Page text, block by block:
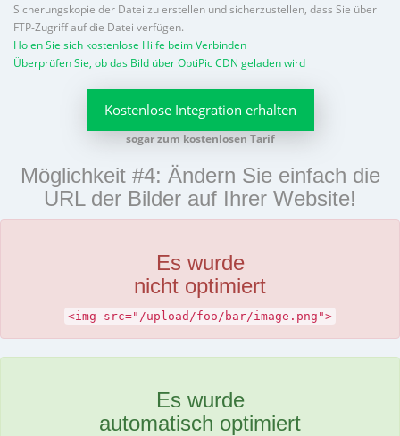
Sicherungskopie der Datei zu erstellen und sicherzustellen, dass Sie über
FTP-Zugriff auf die Datei verfügen.
Holen Sie sich kostenlose Hilfe beim Verbinden
Überprüfen Sie, ob das Bild über OptiPic CDN geladen wird
Kostenlose Integration erhalten
sogar zum kostenlosen Tarif
Möglichkeit #4: Ändern Sie einfach die
URL der Bilder auf Ihrer Website!
Es wurde
nicht optimiert
<img src="/upload/foo/bar/image.png">
Es wurde
automatisch optimiert